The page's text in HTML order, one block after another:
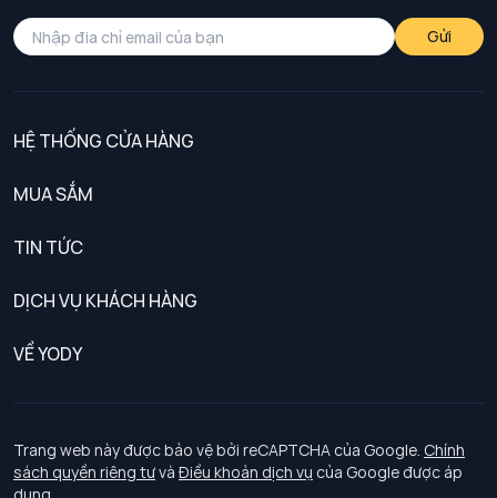
Gửi
HỆ THỐNG CỬA HÀNG
MUA SẮM
TIN TỨC
DỊCH VỤ KHÁCH HÀNG
Chính sách khách hàng thân thiết
Chính sách bảo vệ dữ liệu cá nhân
Chính sách thanh toán, giao nhận
VỀ YODY
Tuyển dụng
Trang web này được bảo vệ bởi reCAPTCHA của Google. Chính
sách quyền riêng tưvà Điều khoản dịch vụ của Google được áp